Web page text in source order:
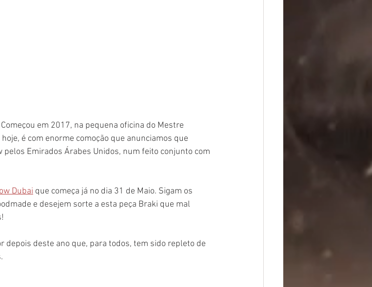
em 2017, na pequena oficina do Mestre
é com enorme comoção que anunciamos que
pelos Emirados Árabes Unidos, num feito conjunto com
Dubai que começa já no dia 31 de Maio. Sigam os
e desejem sorte a esta peça Braki que mal
depois deste ano que, para todos, tem sido repleto de